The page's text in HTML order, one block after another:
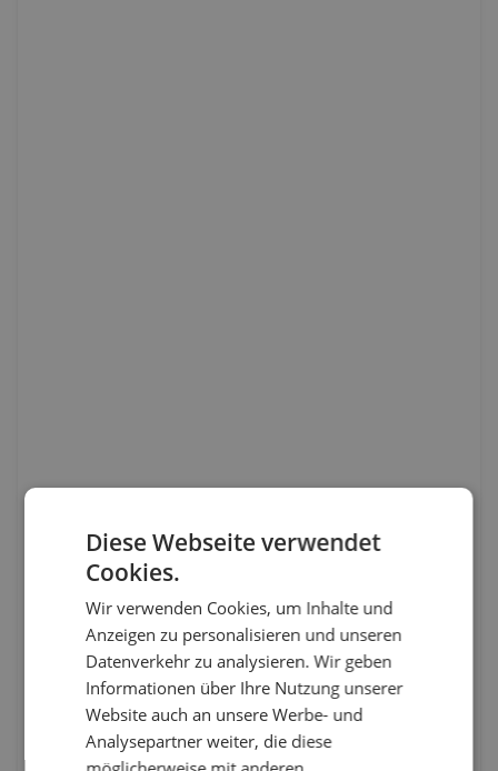
Diese Webseite verwendet
Cookies.
Wir verwenden Cookies, um Inhalte und
Anzeigen zu personalisieren und unseren
Datenverkehr zu analysieren. Wir geben
Informationen über Ihre Nutzung unserer
Website auch an unsere Werbe- und
Analysepartner weiter, die diese